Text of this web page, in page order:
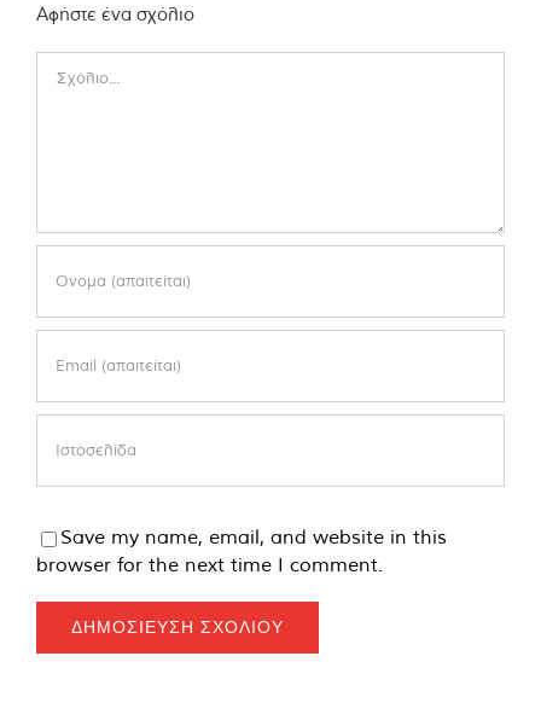
Αφήστε ένα σχόλιο
Save my name, email, and website in this
browser for the next time I comment.